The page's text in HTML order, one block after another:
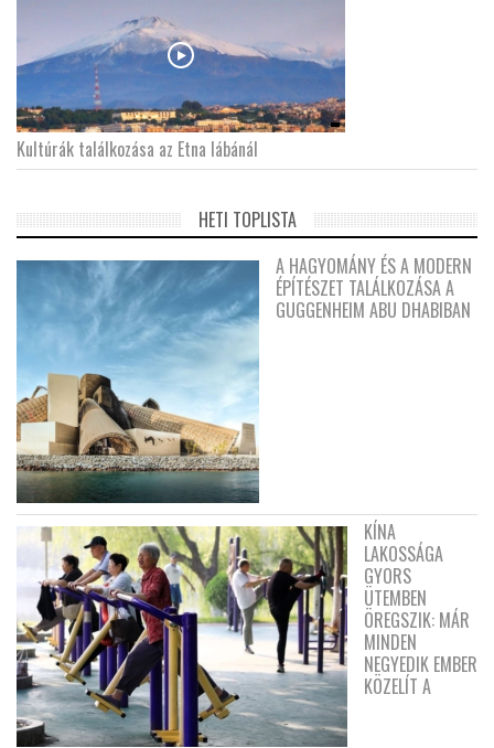
Kultúrák találkozása az Etna lábánál
HETI TOPLISTA
A HAGYOMÁNY ÉS A MODERN
ÉPÍTÉSZET TALÁLKOZÁSA A
GUGGENHEIM ABU DHABIBAN
KÍNA
LAKOSSÁGA
GYORS
ÜTEMBEN
ÖREGSZIK: MÁR
MINDEN
NEGYEDIK EMBER
KÖZELÍT A